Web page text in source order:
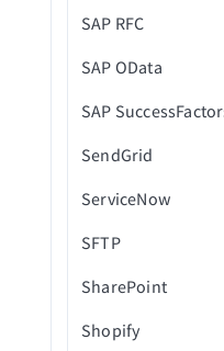
ファイルプレ
コードを検索
送信してフ
信
出力付きでジ
ンロード
よび更新
非同期呼び出
APIポリシー
APIポリシー
APIリクエス
デプロイメン
デプロイメン
デプロイメン
デプロイメン
デプロイメ
ジョブ履歴を
レシピを検索
スタートレシ
レシピを停止
削除アクショ
カスタムSQL
長時間クエ
新規会社レベ
新規イベント
新規SMS
プロセス詳細
部門を一覧表
部門別にプ
新規AR支払い
新規連絡先
新規経費
新規請求書
新規項目
新規プロジェ
新規プロジェ
新規/更新済み
アクション
ベンダーを作
ベンダーを更
トラブルシュー
Intacct実行
Custom OAuth
承認プロセス
バッチ操作
バルク操作
オブジェクト関
リアルタイムト
Salesforceコネ
SOQL
コネクション設
トリガー
新しい経費
新しい経費レ
新規/更新済
新規/更新済
新規/更新済
アクション
リスト項目を
ユーザーを作
ユーザーを作
ベンダーを作
リスト項目を
Concur API移行
SAP RFC
コネクション設
RFC宛先を作成
IDocsを設定
統合ユーザーを
IDoc権限
SAP向けOPAを
Workato SAPコ
SAP OData
コネクション設
Basic認証設定
クライアント
OAuth2セットア
OAuth BTPセッ
アクションとト
SAP
コネクション設
ナビゲーショ
ガー
SendGrid
コネクション設
アクション
メールを送信
トラブルシュー
403 Forbidden
ServiceNow
コネクション設
トリガー
新規レコード
アクション
SFTP
コネクション設
トリガー
SharePoint
コネクション設
Shopify